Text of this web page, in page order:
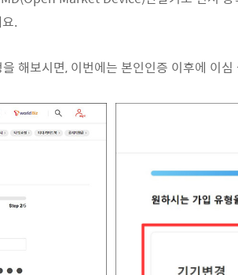
.
해보시면, 이번에는 본인인증 이후에 이